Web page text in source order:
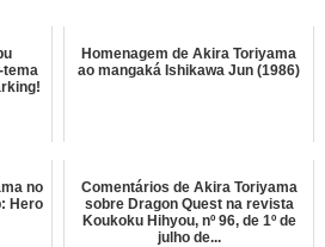
tema
Homenagem de Akira Toriyama
ao mangaká Ishikawa Jun (1986)
no
Hero
Comentários de Akira Toriyama
sobre Dragon Quest na revista
Koukoku Hihyou, nº 96, de 1º de
julho de...